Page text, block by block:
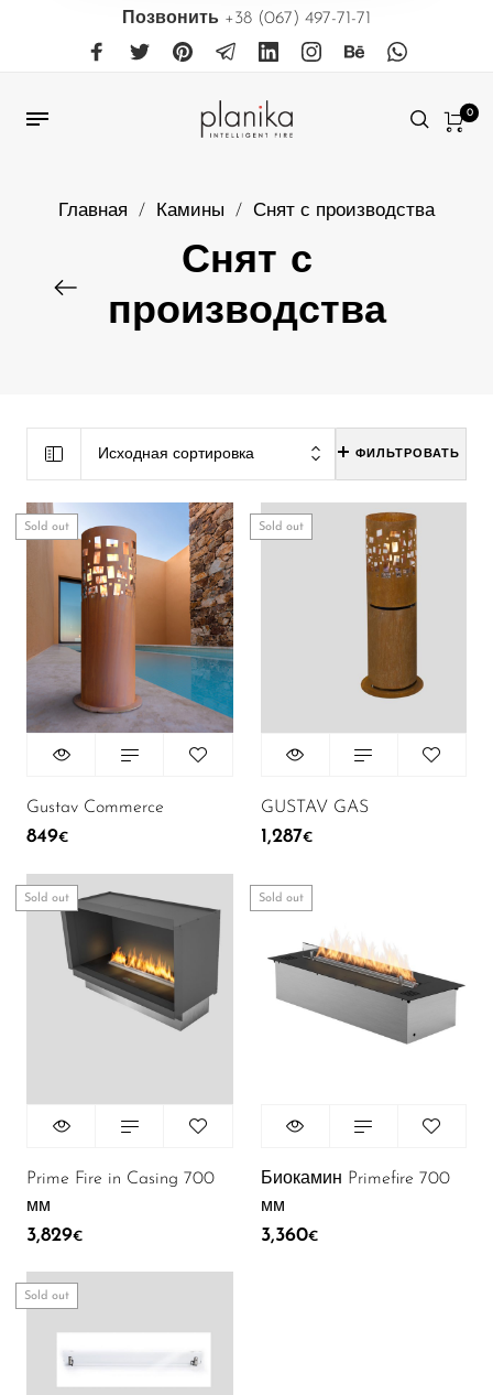
Позвонить +38 (067) 497-71-71
0
Главная / Камины / Снят с производства
Снят с
производства
Исходная сортировка ФИЛЬТРОВАТЬ
Sold out
Gustav Commerce
849€
Sold out
GUSTAV GAS
1,287€
Sold out
Prime Fire in Casing 700
мм
3,829€
Sold out
Биокамин Primefire 700
мм
3,360€
Sold out